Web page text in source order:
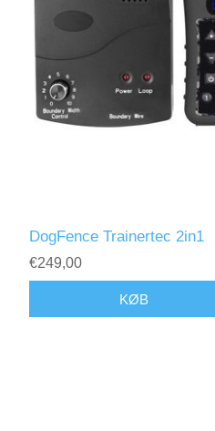
DogFence Trainertec 2in1
€249,00